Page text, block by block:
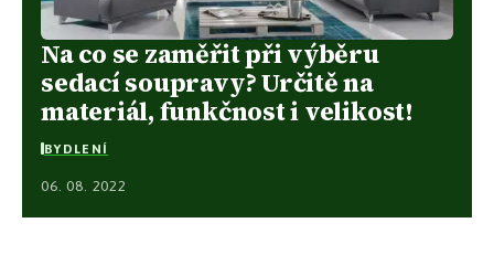
Na co se zaměřit při výběru
sedací soupravy? Určitě na
materiál, funkčnost i velikost!
BYDLENÍ
06. 08. 2022